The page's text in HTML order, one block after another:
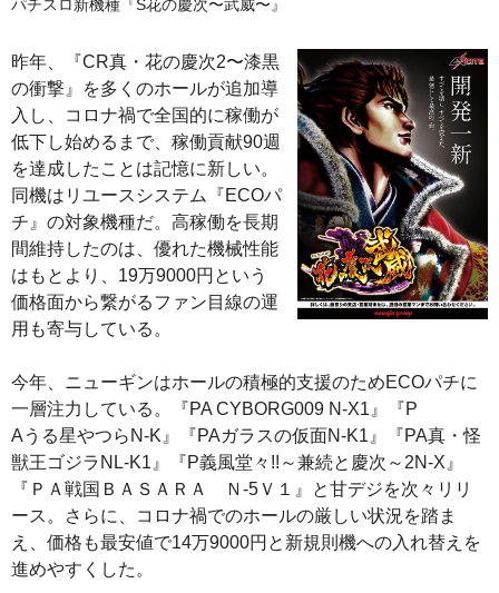
パチスロ新機種『S花の慶次〜武威〜』
昨年、『CR真・花の慶次2〜漆黒
の衝撃』を多くのホールが追加導
入し、コロナ禍で全国的に稼働が
低下し始めるまで、稼働貢献90週
を達成したことは記憶に新しい。
同機はリユースシステム『ECOパ
チ』の対象機種だ。高稼働を長期
間維持したのは、優れた機械性能
はもとより、19万9000円という
価格面から繋がるファン目線の運
用も寄与している。
今年、ニューギンはホールの積極的支援のためECOパチに
一層注力している。『PA CYBORG009 N‐X1』『P
Aうる星やつらN‐K』『PAガラスの仮面N‐K1』『PA真・怪
獣王ゴジラNL‐K1』『P義風堂々!!～兼続と慶次～2N‐X』
『ＰＡ戦国ＢＡＳＡＲＡ Ｎ‐5Ｖ１』と甘デジを次々リリ
ース。さらに、コロナ禍でのホールの厳しい状況を踏ま
え、価格も最安値で14万9000円と新規則機への入れ替えを
進めやすくした。